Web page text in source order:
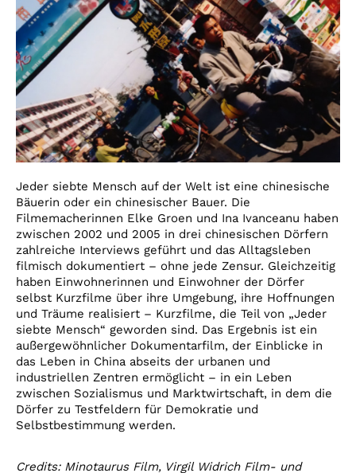
Jeder siebte Mensch auf der Welt ist eine chinesische
Bäuerin oder ein chinesischer Bauer. Die
Filmemacherinnen Elke Groen und Ina Ivanceanu haben
zwischen 2002 und 2005 in drei chinesischen Dörfern
zahlreiche Interviews geführt und das Alltagsleben
filmisch dokumentiert – ohne jede Zensur. Gleichzeitig
haben Einwohnerinnen und Einwohner der Dörfer
selbst Kurzfilme über ihre Umgebung, ihre Hoffnungen
und Träume realisiert – Kurzfilme, die Teil von „Jeder
siebte Mensch“ geworden sind. Das Ergebnis ist ein
außergewöhnlicher Dokumentarfilm, der Einblicke in
das Leben in China abseits der urbanen und
industriellen Zentren ermöglicht – in ein Leben
zwischen Sozialismus und Marktwirtschaft, in dem die
Dörfer zu Testfeldern für Demokratie und
Selbstbestimmung werden.
Credits: Minotaurus Film, Virgil Widrich Film- und